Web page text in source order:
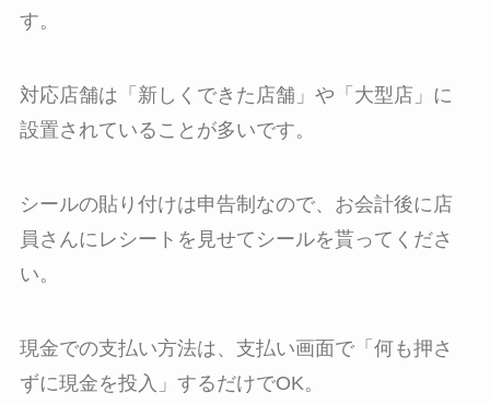
す。
対応店舗は「新しくできた店舗」や「大型店」に
設置されていることが多いです。
シールの貼り付けは申告制なので、お会計後に店
員さんにレシートを見せてシールを貰ってくださ
い。
現金での支払い方法は、支払い画面で「何も押さ
ずに現金を投入」するだけでOK。